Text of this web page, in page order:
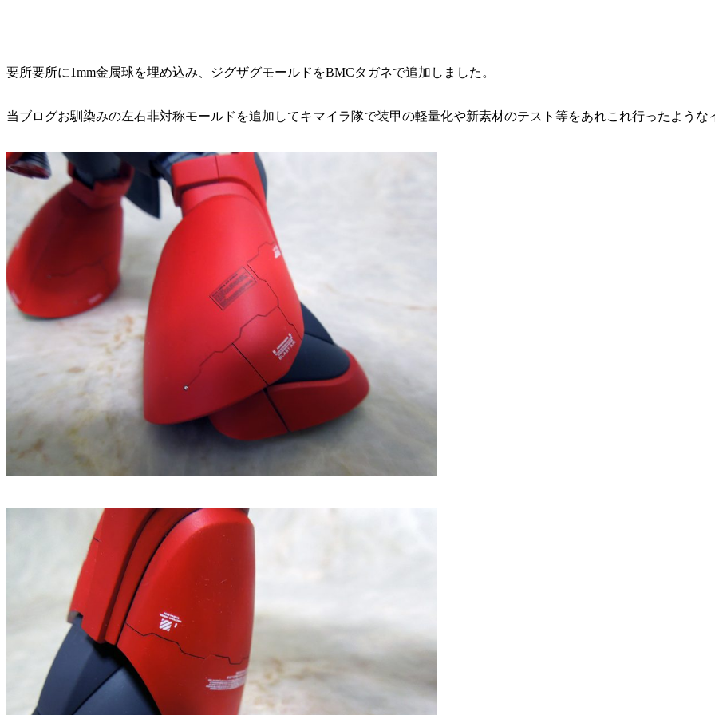
要所要所に1mm金属球を埋め込み、ジグザグモールドをBMCタガネで追加しました。
当ブログお馴染みの左右非対称モールドを追加してキマイラ隊で装甲の軽量化や新素材のテスト等をあれこれ行ったような